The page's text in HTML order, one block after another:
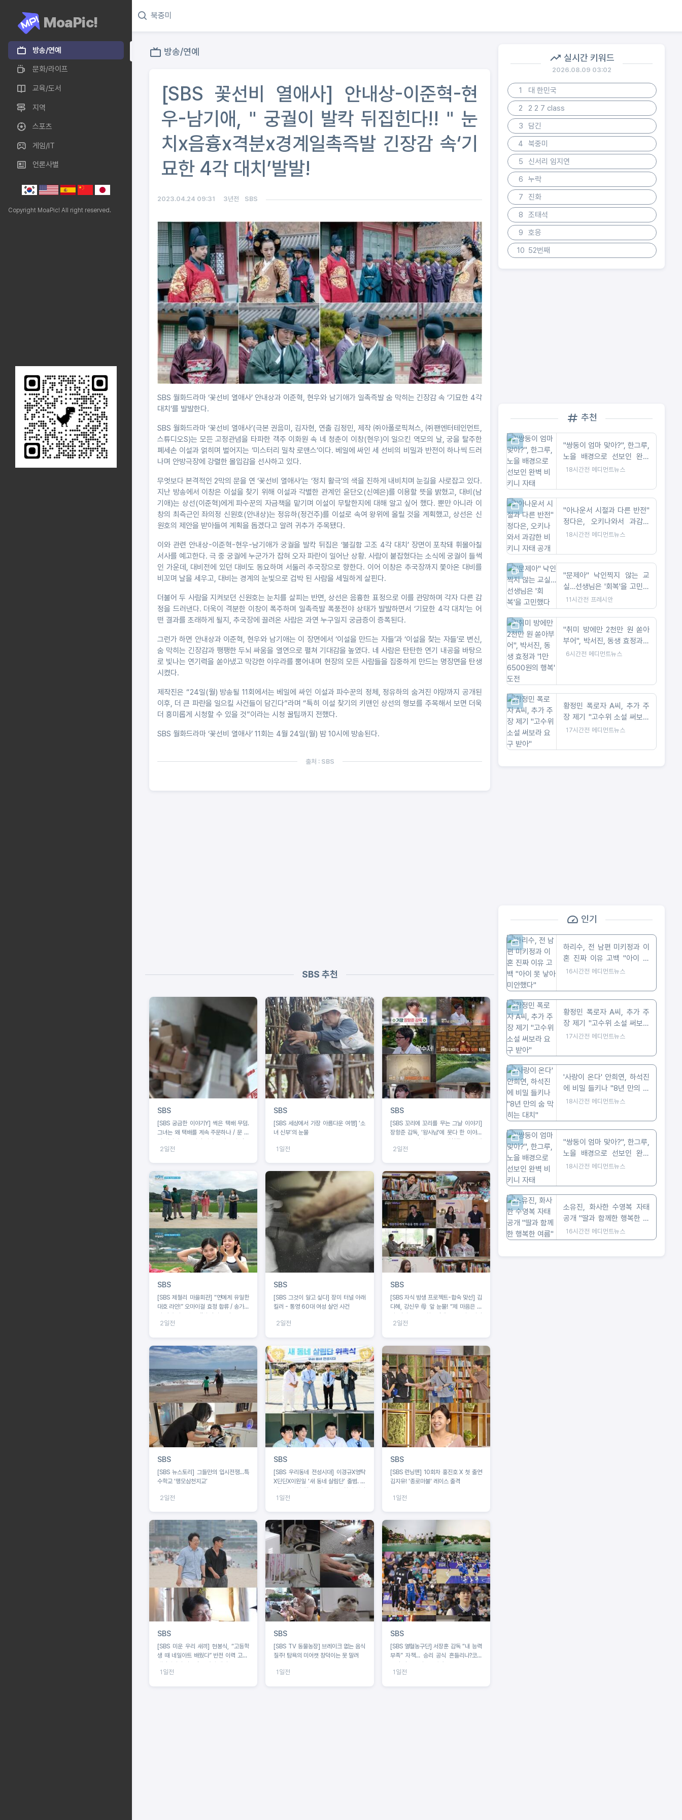
MoaPic!
방송/연예
문화/라이프
교육/도서
지역
스포츠
게임/IT
언론사별
Copyright MoaPic! All right reserved.
방송/연예
[SBS 꽃선비 열애사] 안내상-이준혁-현
우-남기애,＂궁궐이 발칵 뒤집힌다!!＂눈
치x음흉x격분x경계일촉즉발 긴장감 속‘기
묘한 4각 대치’발발!
2023.04.24 09:31 3년전 SBS
SBS 월화드라마 ‘꽃선비 열애사’ 안내상과 이준혁, 현우와 남기애가 일촉즉발 숨 막히는 긴장감 속 ‘기묘한 4각
대치’를 발발한다.
SBS 월화드라마 ‘꽃선비 열애사’(극본 권음미, 김자현, 연출 김정민, 제작 ㈜아폴로픽쳐스, ㈜팬엔터테인먼트,
스튜디오S)는 모든 고정관념을 타파한 객주 이화원 속 네 청춘이 이창(현우)이 일으킨 역모의 날, 궁을 탈주한
폐세손 이설과 얽히며 벌어지는 ‘미스터리 밀착 로맨스’이다. 베일에 싸인 세 선비의 비밀과 반전이 하나씩 드러
나며 안방극장에 강렬한 몰입감을 선사하고 있다.
무엇보다 본격적인 2막의 문을 연 ‘꽃선비 열애사’는 ‘정치 활극’의 색을 진하게 내비치며 눈길을 사로잡고 있다.
지난 방송에서 이창은 이설을 찾기 위해 이설과 각별한 관계인 윤단오(신예은)를 이용할 뜻을 밝혔고, 대비(남
기애)는 상선(이준혁)에게 파수꾼의 자금책을 맡기며 이설이 무탈한지에 대해 알고 싶어 했다. 뿐만 아니라 이
창의 최측근인 좌의정 신원호(안내상)는 정유하(정건주)를 이설로 속여 왕위에 올릴 것을 계획했고, 상선은 신
원호의 제안을 받아들여 계획을 돕겠다고 알려 귀추가 주목됐다.
이와 관련 안내상-이준혁-현우-남기애가 궁궐을 발칵 뒤집은 ‘불길함 고조 4각 대치’ 장면이 포착돼 휘몰아칠
서사를 예고한다. 극 중 궁궐에 누군가가 잡혀 오자 파란이 일어난 상황. 사람이 붙잡혔다는 소식에 궁궐이 들썩
인 가운데, 대비전에 있던 대비도 동요하며 서둘러 추국장으로 향한다. 이어 이창은 추국장까지 쫓아온 대비를
비꼬며 날을 세우고, 대비는 경계의 눈빛으로 겁박 된 사람을 세밀하게 살핀다.
더불어 두 사람을 지켜보던 신원호는 눈치를 살피는 반면, 상선은 음흉한 표정으로 이를 관망하며 각자 다른 감
정을 드러낸다. 더욱이 격분한 이창이 폭주하며 일촉즉발 폭풍전야 상태가 발발하면서 ‘기묘한 4각 대치’는 어
떤 결과를 초래하게 될지, 추국장에 끌려온 사람은 과연 누구일지 궁금증이 증폭된다.
그런가 하면 안내상과 이준혁, 현우와 남기애는 이 장면에서 ‘이설을 만드는 자들’과 ‘이설을 찾는 자들’로 변신,
숨 막히는 긴장감과 팽팽한 두뇌 싸움을 열연으로 펼쳐 기대감을 높였다. 네 사람은 탄탄한 연기 내공을 바탕으
로 빛나는 연기력을 쏟아냈고 막강한 아우라를 뿜어내며 현장의 모든 사람들을 집중하게 만드는 명장면을 탄생
시켰다.
제작진은 “24일(월) 방송될 11회에서는 베일에 싸인 이설과 파수꾼의 정체, 정유하의 숨겨진 야망까지 공개된
이후, 더 큰 파란을 일으킬 사건들이 담긴다”라며 “특히 이설 찾기의 키맨인 상선의 행보를 주목해서 보면 더욱
더 흥미롭게 시청할 수 있을 것”이라는 시청 꿀팁까지 전했다.
SBS 월화드라마 ‘꽃선비 열애사’ 11회는 4월 24일(월) 밤 10시에 방송된다.
출처 : SBS
SBS 추천
SBS
[SBS 궁금한 이야기Y] 썩은 택배 무덤.
그녀는 왜 택배를 계속 주문하나 / 문 하
나 사이의 공포 앞집 여자는 왜 우리 집을
노렸나
2일전
SBS
[SBS 세상에서 가장 아름다운 여행] ‘소
녀 신부’의 눈물
1일전
SBS
[SBS 꼬리에 꼬리를 무는 그날 이야기]
장항준 감독, ‘왕사남’에 못다 한 이야기
‘꼬꼬무’로 정리! 2049 시청률 ‘교양, 예
능’ 동시간대 1위!
2일전
SBS
[SBS 제철리 마을회관] “연예계 유일한
대호 라인!” 오마이걸 효정 합류 / 송가인
2일전
SBS
[SBS 그것이 알고 싶다] 장미 터널 아래
킬러 - 통영 60대 여성 살인 사건
2일전
SBS
[SBS 자식 방생 프로젝트-합숙 맞선] 김
다혜, 강신우 母 앞 눈물! “제 마음은 이
예측불가!
2일전
SBS
[SBS 뉴스토리] 그들만의 입시전쟁…특
수학교 ‘맹모삼천지교’
2일전
SBS
[SBS 우리동네 전성시대] 이경규X영탁
X딘딘X이원일 ‘새 동네 살림단’ 출범. 딘
딘 “이거 안 될 것 같은데요” 촬영 첫날
포기 선언
1일전
SBS
[SBS 런닝맨] 10회차 홍진호 X 첫 출연
김지유! '종로마불' 레이스 출격
1일전
SBS
[SBS 미운 우리 새끼] 현봉식, “고등학
생 때 네일아트 배웠다” 반전 이력 고백!
1일전
SBS
[SBS TV 동물농장] 브레이크 없는 음식
질주! 탐욕의 미어캣 창덕이는 못 말려
1일전
SBS
[SBS 열혈농구단] 서장훈 감독 “내 능력
부족” 자책… 승리 공식 흔들리나?코뼈
1일전
실시간 키워드
2026.08.09 03:02
1
대 한민국
2
2 2 7 class
3
담긴
4
북중미
5
신서리 임지연
6
누락
7
진화
8
조태석
9
호응
10 52번째
추천
"쌍둥이 엄마 맞아?", 한그루,
노을 배경으로 선보인 완벽
비키니 자태
18시간전 메디먼트뉴스
"아나운서 시절과 다른 반전"
정다은, 오키나와서 과감한
비키니 자태 공개
18시간전 메디먼트뉴스
"문제아" 낙인찍지 않는 교
실…선생님은 '회복'을 고민했
다
11시간전 프레시안
"취미 방에만 2천만 원 쏟아
부어", 박서진, 동생 효정과 '1
만 6500원의 행복' 도전
6시간전 메디먼트뉴스
황정민 폭로자 A씨, 추가 주
장 제기 "고수위 소설 써보라
요구 받아"
17시간전 메디먼트뉴스
인기
하리수, 전 남편 미키정과 이
혼 진짜 이유 고백 "아이 못
낳아 미안했다"
16시간전 메디먼트뉴스
황정민 폭로자 A씨, 추가 주
장 제기 "고수위 소설 써보라
요구 받아"
17시간전 메디먼트뉴스
'사랑이 온다' 안희연, 하석진
에 비밀 들키나 "8년 만의 숨
막히는 대치"
18시간전 메디먼트뉴스
"쌍둥이 엄마 맞아?", 한그루,
노을 배경으로 선보인 완벽
비키니 자태
18시간전 메디먼트뉴스
소유진, 화사한 수영복 자태
공개 "딸과 함께한 행복한 여
름"
16시간전 메디먼트뉴스